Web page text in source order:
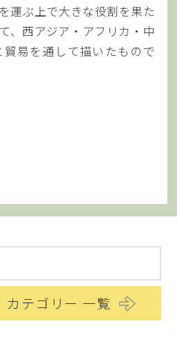
運ぶ上で大きな役割を果た
、西アジア・アフリカ・中
易を通して描いたもので
カテゴリー 一覧